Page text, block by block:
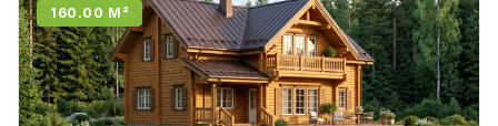
160.00 М²